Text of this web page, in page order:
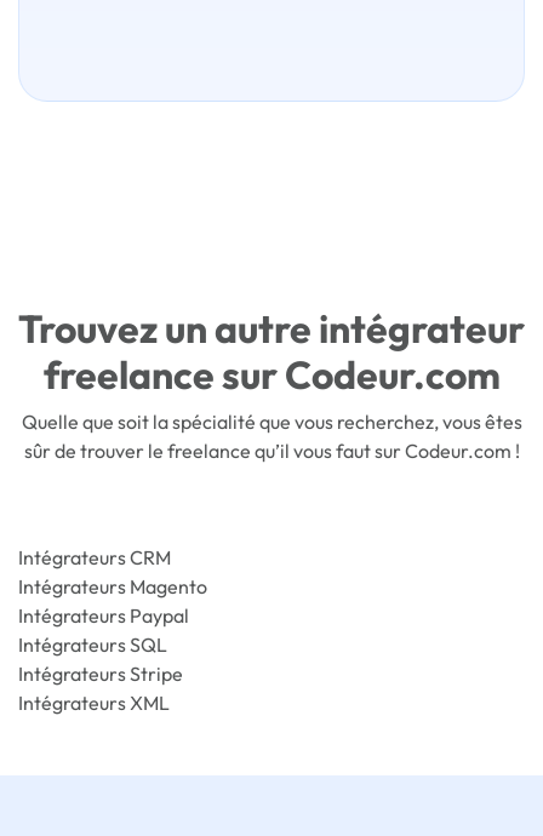
Trouvez un autre intégrateur
freelance sur Codeur.com
Quelle que soit la spécialité que vous recherchez, vous êtes
sûr de trouver le freelance qu’il vous faut sur Codeur.com !
Intégrateurs CRM
Intégrateurs Magento
Intégrateurs Paypal
Intégrateurs SQL
Intégrateurs Stripe
Intégrateurs XML